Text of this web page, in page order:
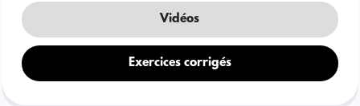
Vidéos
Exercices corrigés